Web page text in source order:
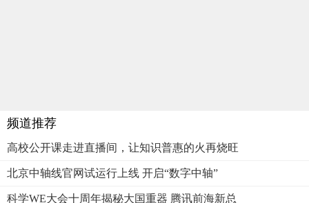
频道推荐
高校公开课走进直播间，让知识普惠的火再烧旺
北京中轴线官网试运行上线 开启“数字中轴”
科学WE大会十周年揭秘大国重器 腾讯前海新总